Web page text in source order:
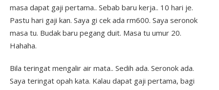
masa dapat gaji pertama.. Sebab baru kerja.. 10 hari je.
Pastu hari gaji kan. Saya gi cek ada rm600. Saya seronok
masa tu. Budak baru pegang duit. Masa tu umur 20.
Hahaha.
Bila teringat mengalir air mata.. Sedih ada. Seronok ada.
Saya teringat opah kata. Kalau dapat gaji pertama, bagi